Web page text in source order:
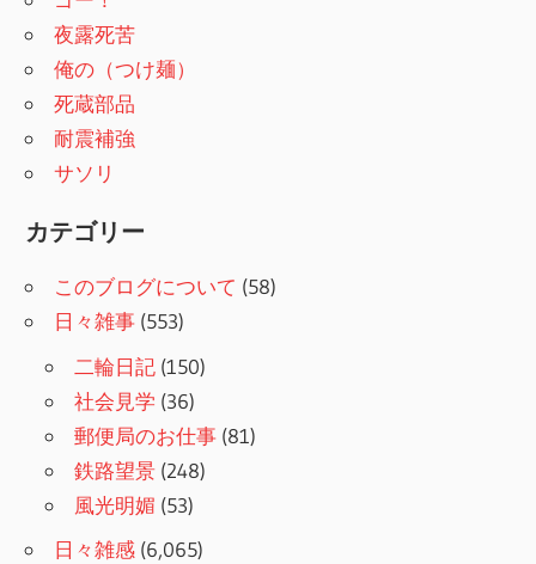
夜露死苦
俺の（つけ麺）
死蔵部品
耐震補強
サソリ
カテゴリー
このブログについて (58)
日々雑事 (553)
二輪日記 (150)
社会見学 (36)
郵便局のお仕事 (81)
鉄路望景 (248)
風光明媚 (53)
日々雑感 (6,065)